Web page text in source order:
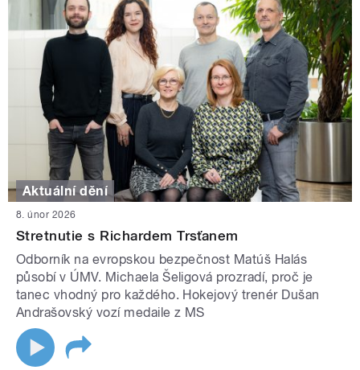
Aktuální dění
8. únor 2026
Stretnutie s Richardem Trsťanem
Odborník na evropskou bezpečnost Matúš Halás
působí v ÚMV. Michaela Šeligová prozradí, proč je
tanec vhodný pro každého. Hokejový trenér Dušan
Andrašovský vozí medaile z MS